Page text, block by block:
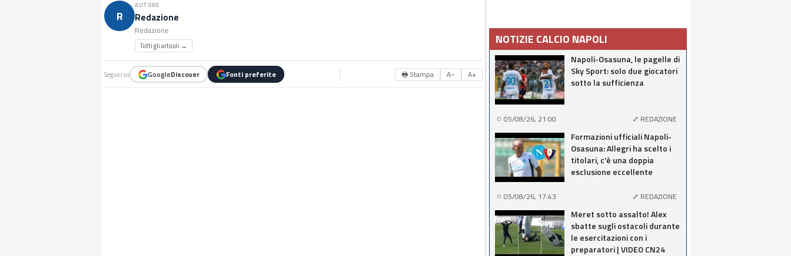
R
AUTORE
Redazione
Redazione
Tutti gli articoli →
Seguici su GoogleDiscover Fonti preferite 🖶 Stampa A− A+
NOTIZIE CALCIO NAPOLI
Napoli-Osasuna, le pagelle di
Sky Sport: solo due giocatori
sotto la sufficienza
05/08/26, 21:00 REDAZIONE
Formazioni ufficiali Napoli-
Osasuna: Allegri ha scelto i
titolari, c'è una doppia
esclusione eccellente
05/08/26, 17:43 REDAZIONE
Meret sotto assalto! Alex
sbatte sugli ostacoli durante
le esercitazioni con i
preparatori | VIDEO CN24